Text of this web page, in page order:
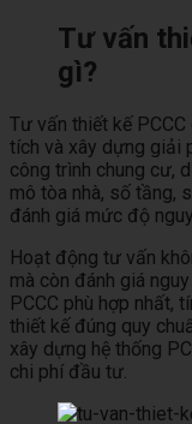
Tư vấn
gì?
Tư vấn thiết kế
tích và xây dựng giải
công trình chung cư,
mô tòa nhà, số tầng,
đánh giá mức độ
Hoạt động tư vấn
mà còn đánh giá
PCCC phù hợp nhất,
thiết kế đúng quy
xây dựng hệ thống
chi phí đầu tư.